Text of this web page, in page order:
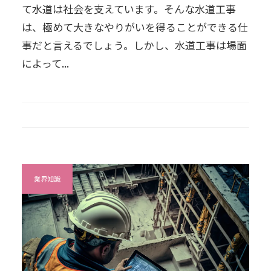
て水道は社会を支えています。そんな水道工事
は、極めて大きなやりがいを得ることができる仕
事だと言えるでしょう。しかし、水道工事は場面
によって...
業界知識